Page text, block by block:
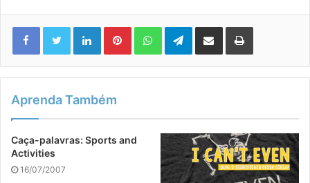
LinkedinPinterestWhatsAppTelegram
Compartilhar via e-mail Imprimir
Aprenda Também
Caça-palavras: Sports and
Activities
16/07/2007